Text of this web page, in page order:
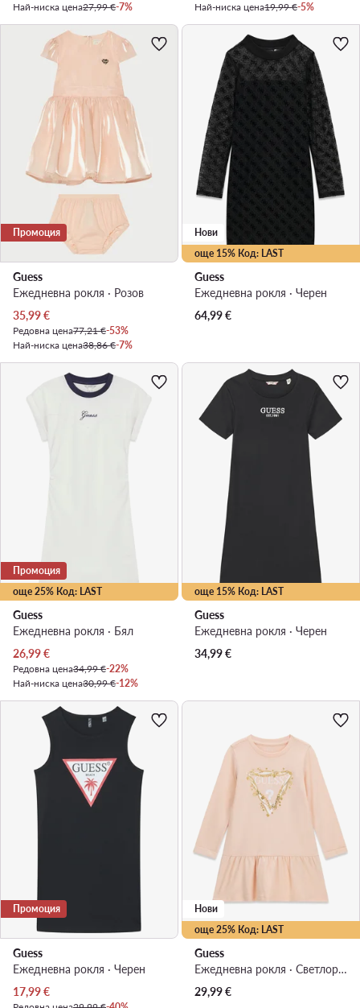
Най-ниска цена27,99 €-7%
Най-ниска цена19,99 €-5%
Промоция
Guess
Ежедневна рокля · Розов
Актуална цена
35,99€
Редовна цена77,21 €-53%
Най-ниска цена38,86 €-7%
още 15% Код: LAST
Нови
Guess
Ежедневна рокля · Черен
64,99€
още 25% Код: LAST
Промоция
Guess
Ежедневна рокля · Бял
Актуална цена
26,99€
Редовна цена34,99 €-22%
Най-ниска цена30,99 €-12%
още 15% Код: LAST
Guess
Ежедневна рокля · Черен
34,99€
Промоция
Guess
Ежедневна рокля · Черен
Актуална цена
17,99€
още 25% Код: LAST
Нови
Guess
Ежедневна рокля · Светлорозов
29,99€